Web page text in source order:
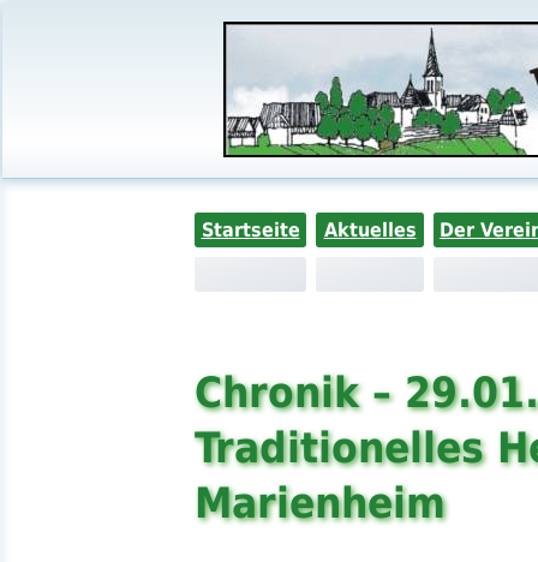
Startseite Aktuelles Der
Chronik –
Traditionelles
Marienheim